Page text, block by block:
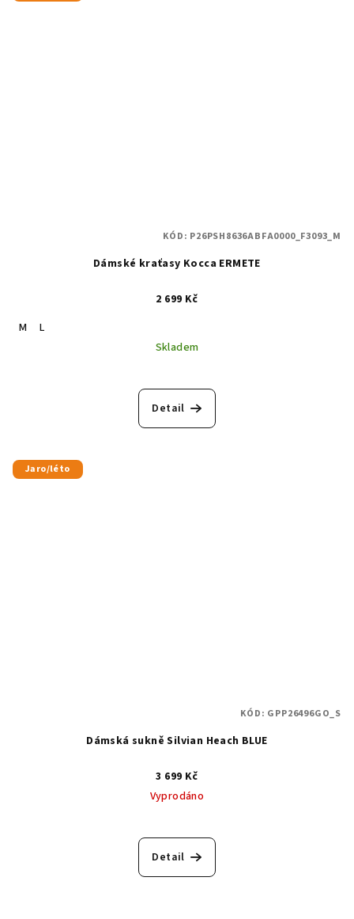
Dámské kraťasy Kocca ERMETE
2 699 Kč
M
L
Skladem
Detail
KÓD: P26PSH8636ABFA0000_F3093_M
Jaro/léto
Dámská sukně Silvian Heach BLUE
3 699 Kč
Vyprodáno
Detail
KÓD: GPP26496GO_S